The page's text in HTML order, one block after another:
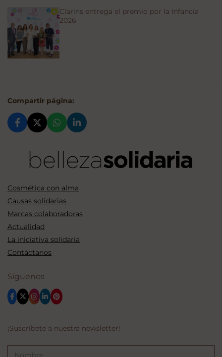
Clarins entrega el premio por la Infancia
2026
Compartir página:
Cosmética con alma
Causas solidarias
Marcas colaboradoras
Actualidad
La iniciativa solidaria
Contáctanos
Síguenos
¡Suscríbete a nuestra newsletter!